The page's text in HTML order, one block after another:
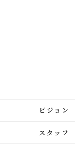
ビジョン
スタッフ